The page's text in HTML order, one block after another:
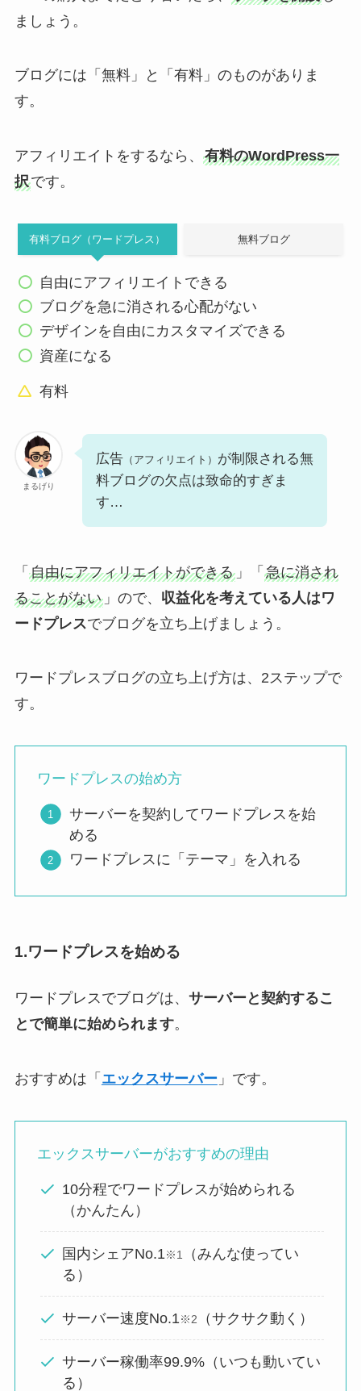
ましょう。
ブログには「無料」と「有料」のものがありま
す。
アフィリエイトをするなら、 有料のWordPress一
択です。
有料ブログ（ワードプレス） 無料ブログ
自由にアフィリエイトできる
ブログを急に消される心配がない
デザインを自由にカスタマイズできる
資産になる
有料
まるげり
広告（アフィリエイト） が制限される無
料ブログの欠点は致命的すぎま
す…
「 自由にアフィリエイトができる」「 急に消され
ることがない」ので、 収益化を考えている人はワ
ードプレスでブログを立ち上げましょう。
ワードプレスブログの立ち上げ方は、2ステップで
す。
ワードプレスの始め方
サーバーを契約してワードプレスを始
める
ワードプレスに「テーマ」を入れる
1.ワードプレスを始める
ワードプレスでブログは、 サーバーと契約するこ
とで簡単に始められます。
おすすめは「 エックスサーバー」です。
エックスサーバーがおすすめの理由
10分程でワードプレスが始められる
（かんたん）
国内シェアNo.1※1
（みんな使ってい
る）
サーバー速度No.1※2 （サクサク動く）
サーバー稼働率99.9%（いつも動いてい
る）